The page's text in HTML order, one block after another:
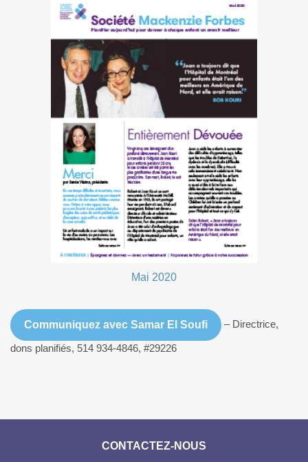
Mai 2020
Communiquez avec Samar El Soufi – Directrice,
dons planifiés, 514 934-4846, #29226
CONTACTEZ-NOUS